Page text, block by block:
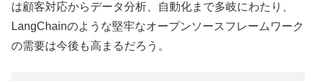
は顧客対応からデータ分析、自動化まで多岐にわたり、
LangChainのような堅牢なオープンソースフレームワーク
の需要は今後も高まるだろう。